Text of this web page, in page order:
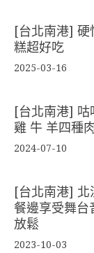
[台北南港] 硬
糕超好吃
2025-03-16
[台北南港] 咕
雞 牛 羊四種
2024-07-10
[台北南港] 北
餐邊享受舞台
放鬆
2023-10-03